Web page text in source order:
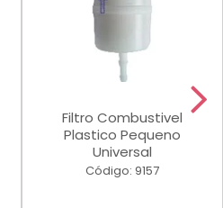
Filtro Combustivel
Plastico Pequeno
Universal
Código: 9157